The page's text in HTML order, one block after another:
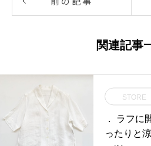
関連記事
STORE
． ラフに
ったりと